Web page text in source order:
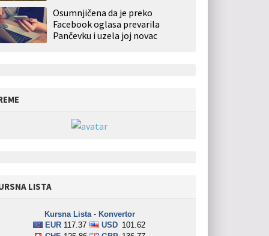
Osumnjičena da je preko
Facebook oglasa prevarila
Pančevku i uzela joj novac
LISTA